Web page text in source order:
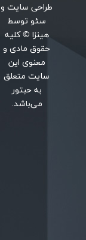
طراحی سایتو
سئوتوسط
هینزا © کلیه
حقوق مادی و
معنوی این
سایت متعلق
به حبتور
می‌باشد.